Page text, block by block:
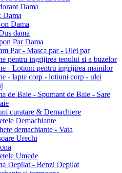
Dama
Dama
Dama
dama
Par Dama
Par - Masca par - Ulei par
pentru ingrijirea tenului si a buzelor
- Lotiuni pentru ingrijirea mainilor
- lapte corp - lotiuni corp - ulei
de Baie - Spumant de Baie - Sare
curatare & Demachiere
Demachiante
demachiante - Vata
Urechi
Umede
Depilat - Benzi Depilat